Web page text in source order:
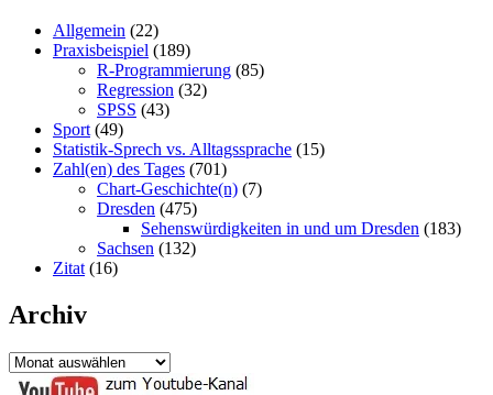
Allgemein (22)
Praxisbeispiel (189)
R-Programmierung (85)
Regression (32)
SPSS (43)
Sport (49)
Statistik-Sprech vs. Alltagssprache (15)
Zahl(en) des Tages (701)
Chart-Geschichte(n) (7)
Dresden (475)
Sehenswürdigkeiten in und um Dresden (183)
Sachsen (132)
Zitat (16)
Archiv
Archiv